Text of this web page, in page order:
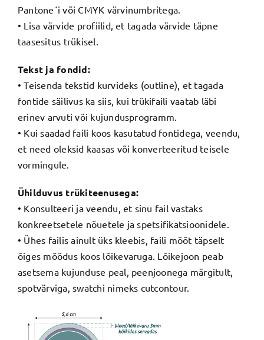
Pantone´i või CMYK värvinumbritega.
• Lisa värvide profiilid, et tagada värvide täpne
taasesitus trükisel.
Tekst ja fondid:
• Teisenda tekstid kurvideks (outline), et tagada
fontide säilivus ka siis, kui trükifaili vaatab läbi
erinev arvuti või kujundusprogramm.
• Kui saadad faili koos kasutatud fontidega, veendu,
et need oleksid kaasas või konverteeritud teisele
vormingule.
Ühilduvus trükiteenusega:
• Konsulteeri ja veendu, et sinu fail vastaks
konkreetsetele nõuetele ja spetsifikatsioonidele.
• Ühes failis ainult üks kleebis, faili mõõt täpselt
õiges mõõdus koos lõikevaruga. Lõikejoon peab
asetsema kujunduse peal, peenjoonega märgitult,
spotvärviga, swatchi nimeks cutcontour.